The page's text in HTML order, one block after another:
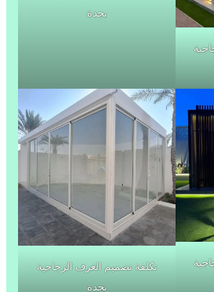
بجدة
تكلفة تصميم الغرف الزجاجية
بجدة